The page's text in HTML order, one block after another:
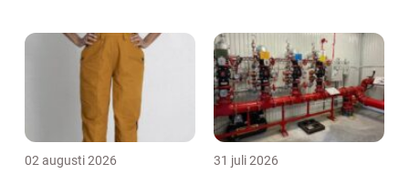
sina kunder kan de kräva betalning ...
02 augusti 2026 31 juli 2026